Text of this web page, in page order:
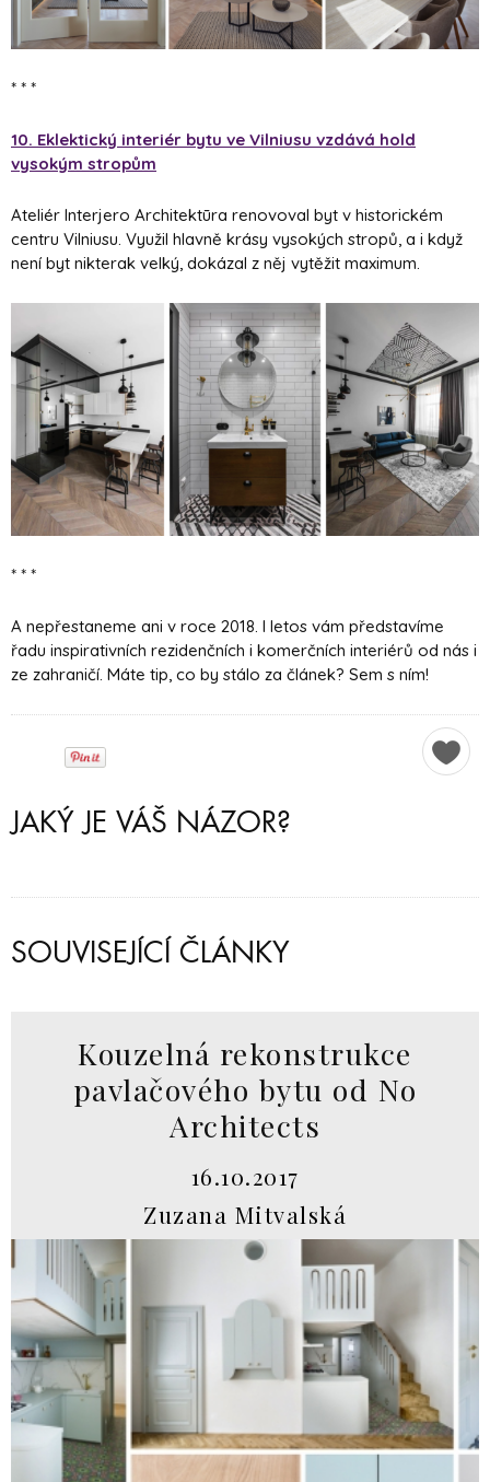
* * *
10. Eklektický interiér bytu ve Vilniusu vzdává hold
vysokým stropům
Ateliér Interjero Architektūra renovoval byt v historickém
centru Vilniusu. Využil hlavně krásy vysokých stropů, a i když
není byt nikterak velký, dokázal z něj vytěžit maximum.
* * *
A nepřestaneme ani v roce 2018. I letos vám představíme
řadu inspirativních rezidenčních i komerčních interiérů od nás i
ze zahraničí. Máte tip, co by stálo za článek? Sem s ním!
JAKÝ JE VÁŠ NÁZOR?
SOUVISEJÍCÍ ČLÁNKY
Kouzelná rekonstrukce
pavlačového bytu od No
Architects
16.10.2017
Zuzana Mitvalská